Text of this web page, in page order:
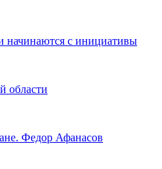
начинаются с инициативы
области
Федор Афанасов